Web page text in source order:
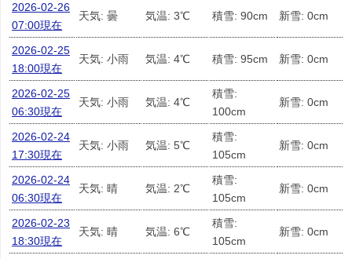
2026-02-26
07:00現在
天気: 曇 気温: 3℃ 積雪: 90cm 新雪: 0cm
2026-02-25
18:00現在
天気: 小雨 気温: 4℃ 積雪: 95cm 新雪: 0cm
2026-02-25
06:30現在
天気: 小雨 気温: 4℃
積雪:
100cm
新雪: 0cm
2026-02-24
17:30現在
天気: 小雨 気温: 5℃
積雪:
105cm
新雪: 0cm
2026-02-24
06:30現在
天気: 晴 気温: 2℃
積雪:
105cm
新雪: 0cm
2026-02-23
18:30現在
天気: 晴 気温: 6℃
積雪:
105cm
新雪: 0cm